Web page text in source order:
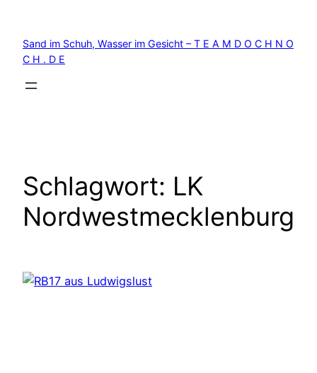
springen
Sand im Schuh, Wasser im Gesicht – T E A M D O C H N O
C H . D E
Schlagwort: LK
Nordwestmecklenburg